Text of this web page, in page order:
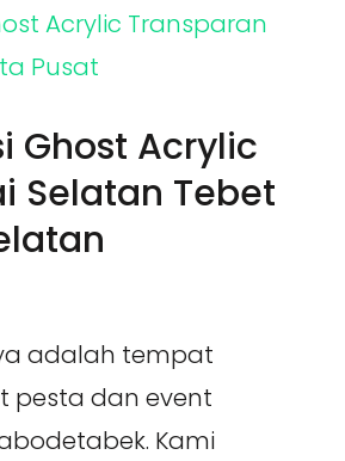
Ghost Acrylic
Selatan Tebet
adalah tempat
pesta dan event
Kami